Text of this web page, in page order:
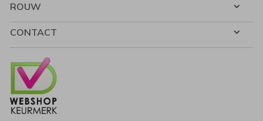
ROUW
CONTACT